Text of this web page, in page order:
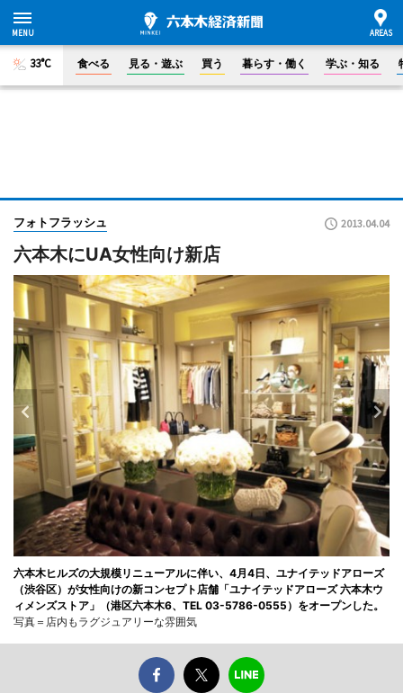
33°C 食べる 見る・遊ぶ 買う 暮らす・働く 学ぶ・知る
フォトフラッシュ 2013.04.04
六本木にUA女性向け新店
六本木ヒルズの大規模リニューアルに伴い、4月4日、ユナイテッドアローズ
（渋谷区）が女性向けの新コンセプト店舗「ユナイテッドアローズ 六本木ウ
ィメンズストア」（港区六本木6、TEL 03-5786-0555）をオープンした。
写真＝店内もラグジュアリーな雰囲気